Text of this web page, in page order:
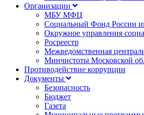
Организации
МБУ МФЦ
Социальный Фонд России
Окружное управления
Росреестр
Межведомственная
Минчистоты Московской
Противодействие коррупции
Документы
Безопасность
Бюджет
Газета